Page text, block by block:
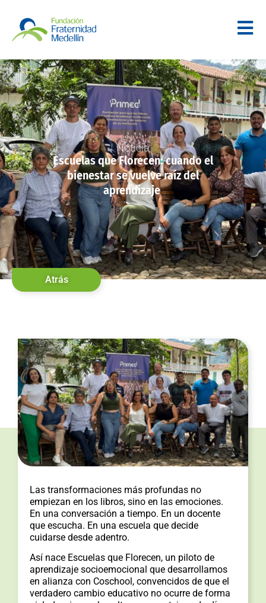
Noticia
Escuelas que Florecen: cuando el
bienestar se vuelve raíz del
aprendizaje
Atrás
Las transformaciones más profundas no
empiezan en los libros, sino en las emociones.
En una conversación a tiempo. En un docente
que escucha. En una escuela que decide
cuidarse desde adentro.
Así nace Escuelas que Florecen, un piloto de
aprendizaje socioemocional que desarrollamos
en alianza con Coschool, convencidos de que el
verdadero cambio educativo no ocurre de forma